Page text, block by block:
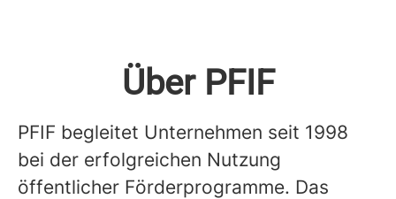
Über PFIF
PFIF begleitet Unternehmen seit 1998
bei der erfolgreichen Nutzung
öffentlicher Förderprogramme. Das